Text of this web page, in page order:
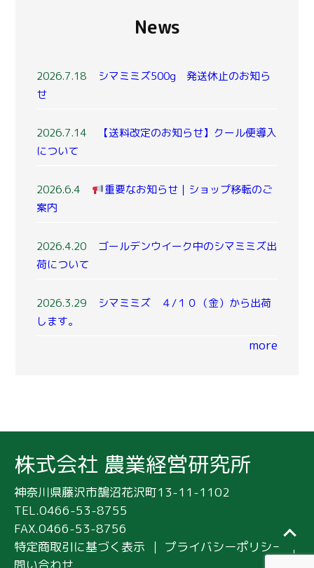
News
2026.7.18
シマミミズ500g 発送休止のお知ら
せ
2026.7.14
【送料改定のお知らせ】クール便導入
について
2026.6.4
重要なお知らせ｜ショップ移転のご
案内
2026.4.20
ゴールデンウイーク中のシマミミズ出
荷について
2026.3.29
シマミミズ ４/１０（金）から出荷
します。
more
株式会社 農業経営研究所
神奈川県藤沢市鵠沼花沢町13-11-1102
TEL.0466-53-8755
FAX.0466-53-8756
特定商取引に基づく表示
｜ プライバシーポリシー
｜